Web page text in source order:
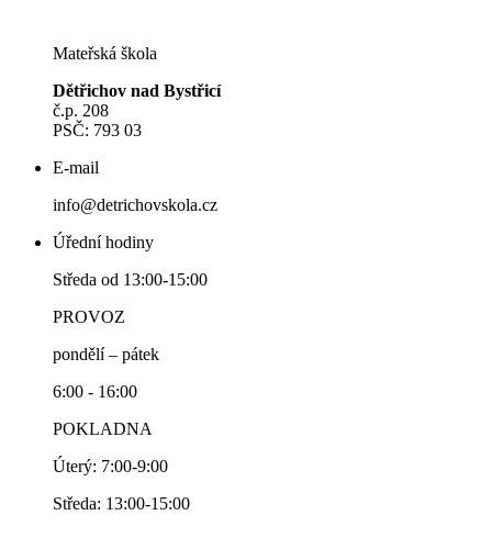
Mateřská škola
Dětřichov nad Bystřicí
č.p. 208
PSČ: 793 03
E-mail
info@detrichovskola.cz
Úřední hodiny
Středa od 13:00-15:00
PROVOZ
pondělí – pátek
6:00 - 16:00
POKLADNA
Úterý: 7:00-9:00
Středa: 13:00-15:00